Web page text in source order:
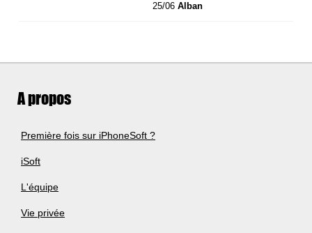
25/06Alban
A propos
Première fois sur iPhoneSoft ?
iSoft
L'équipe
Vie privée